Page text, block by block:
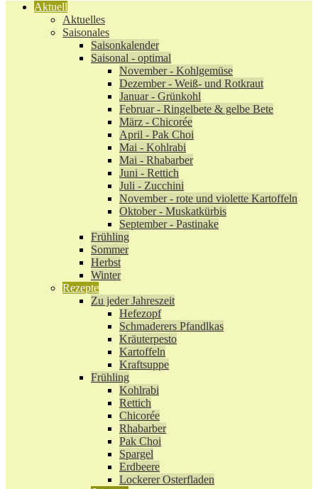
Aktuell
Aktuelles
Saisonales
Saisonkalender
Saisonal - optimal
November - Kohlgemüse
Dezember - Weiß- und Rotkraut
Januar - Grünkohl
Februar - Ringelbete & gelbe Bete
März - Chicorée
April - Pak Choi
Mai - Kohlrabi
Mai - Rhabarber
Juni - Rettich
Juli - Zucchini
November - rote und violette Kartoffeln
Oktober - Muskatkürbis
September - Pastinake
Frühling
Sommer
Herbst
Winter
Rezepte
Zu jeder Jahreszeit
Hefezopf
Schmaderers Pfandlkas
Kräuterpesto
Kartoffeln
Kraftsuppe
Frühling
Kohlrabi
Rettich
Chicorée
Rhabarber
Pak Choi
Spargel
Erdbeere
Lockerer Osterfladen